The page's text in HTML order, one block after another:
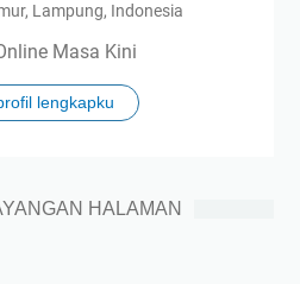
Lampung, Indonesia
Masa Kini
lengkapku
HALAMAN